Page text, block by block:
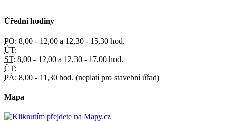
Úřední hodiny
PO: 8,00 - 12,00 a 12,30 - 15,30 hod.
ÚT:
ST: 8,00 - 12,00 a 12,30 - 17,00 hod.
ČT:
PÁ: 8,00 - 11,30 hod. (neplatí pro stavební úřad)
Mapa